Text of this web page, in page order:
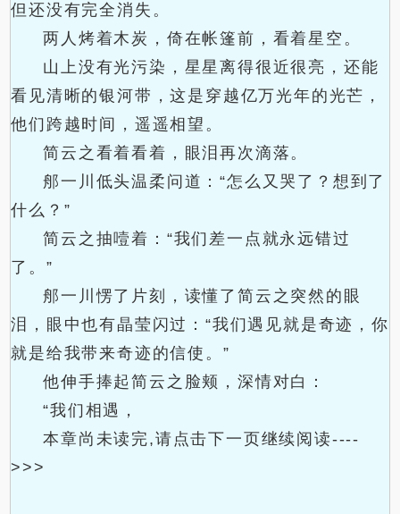
但还没有完全消失。
两人烤着木炭，倚在帐篷前，看着星空。
山上没有光污染，星星离得很近很亮，还能
看见清晰的银河带，这是穿越亿万光年的光芒，
他们跨越时间，遥遥相望。
简云之看着看着，眼泪再次滴落。
郍一川低头温柔问道：“怎么又哭了？想到了
什么？”
简云之抽噎着：“我们差一点就永远错过
了。”
郍一川愣了片刻，读懂了简云之突然的眼
泪，眼中也有晶莹闪过：“我们遇见就是奇迹，你
就是给我带来奇迹的信使。”
他伸手捧起简云之脸颊，深情对白：
“我们相遇，
本章尚未读完,请点击下一页继续阅读----
>>>